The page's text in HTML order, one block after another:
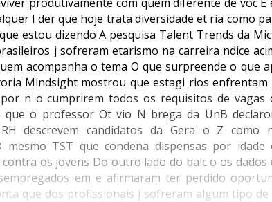
l der que hoje trata diversidade et ria como
estou dizendo A pesquisa Talent Trends da
j sofreram etarismo na carreira ndice
acompanha o tema O que surpreende o que
Mindsight mostrou que estagi rios
n o cumprirem todos os requisitos de vagas
que o professor Ot vio N brega da UnB
descrevem candidatos da Gera o Z
mesmo TST que condena dispensas por
os jovens Do outro lado do balc o os
em e afirmaram ter perdido
que dos profissionais j sofreram algum tipo